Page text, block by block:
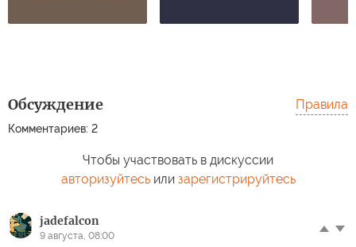
Обсуждение
Комментариев: 2
Правила
Чтобы участвовать в дискуссии
авторизуйтесьили зарегистрируйтесь
jadefalcon
9 августа, 08:00